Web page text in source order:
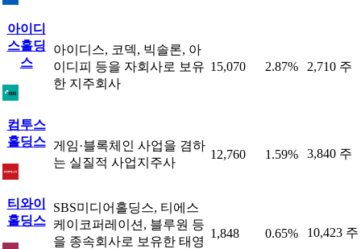
아이디
스홀딩
스
아이디스, 코덱, 빅솔론, 아
이디피 등을 자회사로 보유
한 지주회사
15,070 2.87% 2,710 주
컴투스
홀딩스 게임·블록체인 사업을 겸하
는 실질적 사업지주사
12,760 1.59% 3,840 주
티와이
홀딩스
SBS미디어홀딩스, 티에스
케이코퍼레이션, 블루원 등
을 종속회사로 보유한 태영
1,848 0.65% 10,423 주